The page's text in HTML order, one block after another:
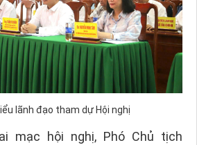
lãnh đạo tham dự Hội nghị
mạc hội nghị, Phó Chủ tịch